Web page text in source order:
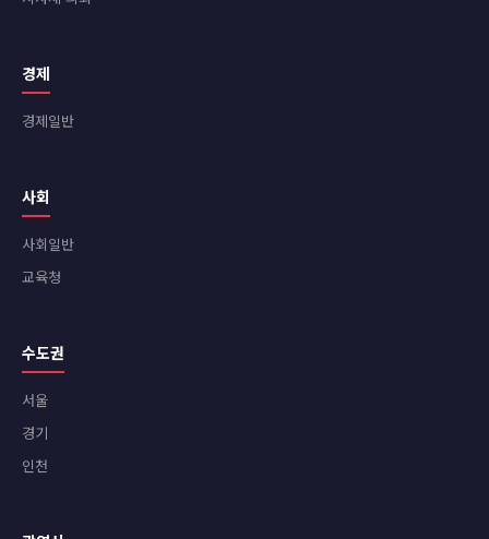
경제
경제일반
사회
사회일반
교육청
수도권
서울
경기
인천